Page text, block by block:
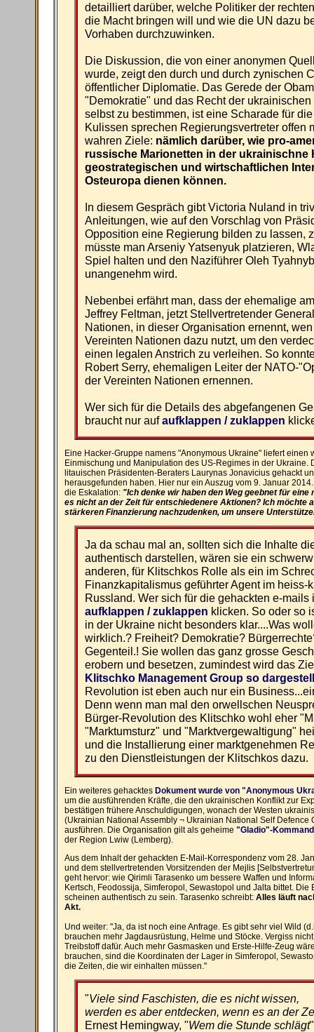
detailliert darüber, welche Politiker der
die Macht bringen will und wie die UN dazu
Vorhaben durchzuwinken.
Die Diskussion, die von einer anonymen
wurde, zeigt den durch und durch zynischen
öffentlicher Diplomatie. Das Gerede der
"Demokratie" und das Recht der
selbst zu bestimmen, ist eine Scharade für
Kulissen sprechen Regierungsvertreter offen
wahren Ziele: nämlich darüber, wie pro-
russische Marionetten in der ukrainischne
geostrategischen und wirtschaftlichen
Osteuropa dienen können.
In diesem Gespräch gibt Victoria Nuland in
Anleitungen, wie auf den Vorschlag von
Opposition eine Regierung bilden zu lassen,
müsste man Arseniy Yatsenyuk platzieren,
Spiel halten und den Naziführer Oleh
unangenehm wird.
Nebenbei erfährt man, dass der ehemalige
Jeffrey Feltman, jetzt Stellvertretender
Nationen, in dieser Organisation ernennt,
Vereinten Nationen dazu nutzt, um den
einen legalen Anstrich zu verleihen. So
Robert Serry, ehemaligen Leiter der NATO-
der Vereinten Nationen ernennen.
Wer sich für die Details des abgefangenen
braucht nur aufaufklappen / zuklappen
Eine Hacker-Gruppe namens "Anonymous Ukraine" liefert einen
Einmischung und Manipulation des US-Regimes in der Ukraine.
litauischen Präsidenten-Beraters Laurynas Jonavicius gehackt
herausgefunden haben. Hier nur ein Auszug vom 9. Januar
die Eskalation: "Ich denke wir haben den Weg geebnet für
es nicht an der Zeit für entschiedenere Aktionen? Ich möchte
stärkeren Finanzierung nachzudenken, um unsere
Ja da schau mal an, sollten sich die Inhalte
authentisch darstellen, wären sie ein
anderen, für Klitschkos Rolle als ein im
Finanzkapitalismus geführter Agent im heiss-
Russland. Wer sich für die gehackten e-mails
aufklappen / zuklappen klicken. So oder so
in der Ukraine nicht besonders klar....Was
wirklich.? Freiheit? Demokratie?
Gegenteil.! Sie wollen das ganz grosse
erobern und besetzen, zumindest wird das
Klitschko Management Group so
Revolution ist eben auch nur ein
Denn wenn man mal den orwellschen
Bürger-Revolution des Klitschko wohl eher
"Marktumsturz" und "Marktvergewaltigung"
und die Installierung einer marktgenehmen
zu den Dienstleistungen der Klitschkos dazu.
Ein weiteres gehacktes Dokument wurde von "Anonymous
um die ausführenden Kräfte, die den ukrainischen Konflikt zur
bestätigen frühere Anschuldigungen, wonach der Westen
(Ukrainian National Assembly ¬ Ukrainian National Self Defence
ausführen. Die Organisation gilt als geheime "Gladio"-
der Region Lwiw (Lemberg).
Aus dem Inhalt der gehackten E-Mail-Korrespondenz vom 28.
und dem stellvertretenden Vorsitzenden der Mejlis
geht hervor: wie Qirimli Tarasenko um bessere Waffen und
Kertsch, Feodossija, Simferopol, Sewastopol und Jalta bittet.
scheinen authentisch zu sein. Tarasenko schreibt: Alles läuft
Akt.
Und weiter: "Ja, da ist noch eine Anfrage. Es gibt sehr viel Wild
brauchen mehr Jagdausrüstung, Helme und Stöcke. Vergiss
Treibstoff dafür. Auch mehr Gasmasken und Erste-Hilfe-Zeug
brauchen, sind die Koordinaten der Lager in Simferopol,
die Zeiten, die wir einhalten müssen."
"Viele sind Faschisten, die es nicht wissen,
werden es aber entdecken, wenn es an der
Ernest Hemingway, "Wem die Stunde schlägt"